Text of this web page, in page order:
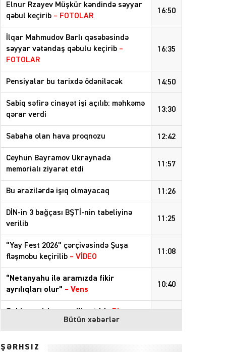
16:50
Elnur Rzayev Müşkür kəndində səyyar
qəbul keçirib – FOTOLAR
16:35
İlqar Mahmudov Barlı qəsəbəsində
səyyar vətəndaş qəbulu keçirib –
FOTOLAR
14:50
Pensiyalar bu tarixdə ödəniləcək
13:30
Sabiq səfirə cinayət işi açılıb: məhkəmə
qərar verdi
12:42
Sabaha olan hava proqnozu
11:57
Ceyhun Bayramov Ukraynada
memorialı ziyarət etdi
11:26
Bu ərazilərdə işıq olmayacaq
11:25
DİN-in 3 bağçası BŞTİ-nin tabeliyinə
verilib
11:08
“Yay Fest 2026” çərçivəsində Şuşa
fləşmobu keçirilib – VİDEO
10:40
“Netanyahu ilə aramızda fikir
ayrılıqları olur” – Vens
Sabiq nazirin mənzili satıldı: Digər ev
isə 6-cı dəfə hərraca çıxarılır
05 Avqust 2026
Bütün xəbərlər
ŞƏRHSİZ